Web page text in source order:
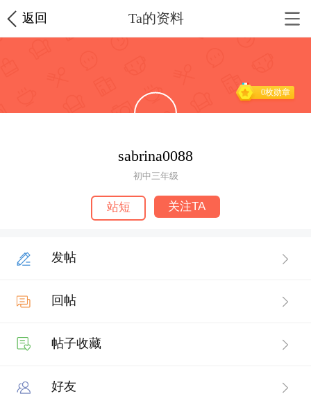
返回 Ta的资料
0枚勋章
sabrina0088
初中三年级
站短 关注TA
发帖
回帖
帖子收藏
好友